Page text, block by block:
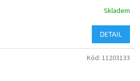
Skladem
DETAIL
Kód: 11203133